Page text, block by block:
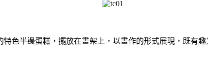
色半邊蛋糕，擺放在畫架上， 以畫作的形式展現，既有